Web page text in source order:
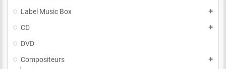
Label Music Box add
CD add
DVD
Compositeurs
add